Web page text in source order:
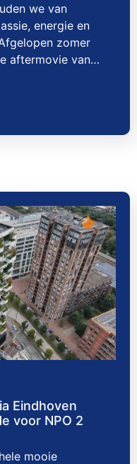
we van
energie en
zomer
aftermovie van…
Eindhoven
voor NPO 2
mooie